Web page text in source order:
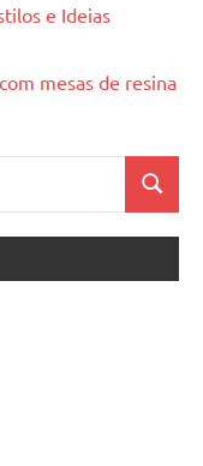
e Ideias
mesas de resina